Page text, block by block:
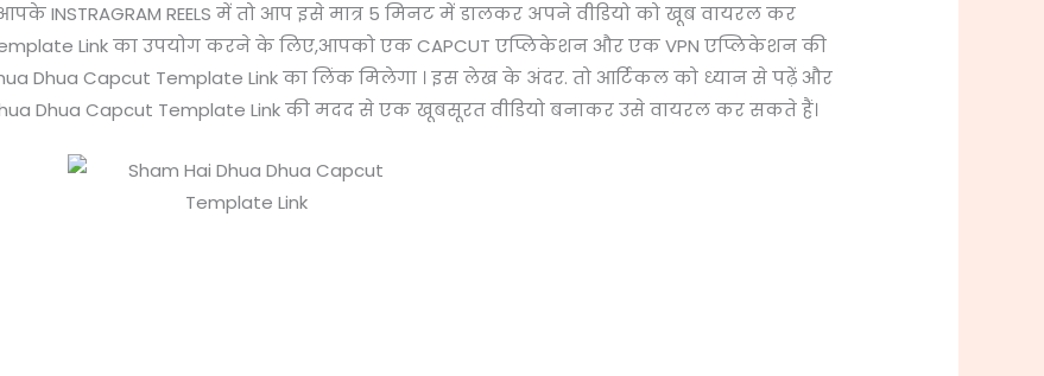
आपके INSTRAGRAM REELS में तो आप इसे मात्र 5 मिनट में डालकर अपने वीडियो को खूब वायरल कर
Link का उपयोग करने के लिए,आपको एक CAPCUT एप्लिकेशन और एक VPN एप्लिकेशन की
Dhua Capcut Template Link का लिंक मिलेगा । इस लेख के अंदर. तो आर्टिकल को ध्यान से पढ़ें और
Dhua Capcut Template Link की मदद से एक खूबसूरत वीडियो बनाकर उसे वायरल कर सकते हैं।